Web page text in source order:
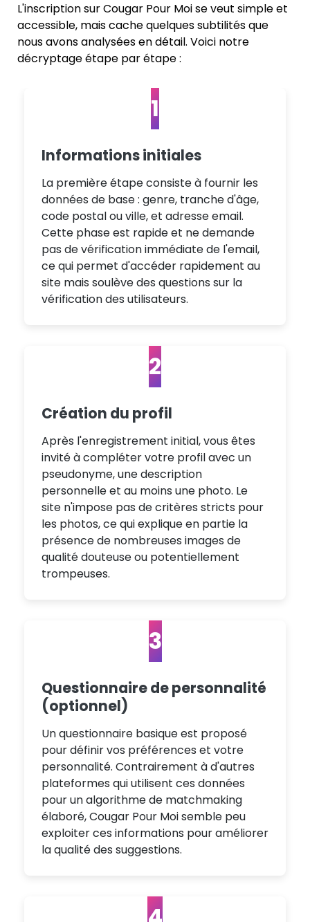
L'inscription sur Cougar Pour Moi se veut simple et
accessible, mais cache quelques subtilités que
nous avons analysées en détail. Voici notre
décryptage étape par étape :
1
Informations initiales
La première étape consiste à fournir les
données de base : genre, tranche d'âge,
code postal ou ville, et adresse email.
Cette phase est rapide et ne demande
pas de vérification immédiate de l'email,
ce qui permet d'accéder rapidement au
site mais soulève des questions sur la
vérification des utilisateurs.
2
Création du profil
Après l'enregistrement initial, vous êtes
invité à compléter votre profil avec un
pseudonyme, une description
personnelle et au moins une photo. Le
site n'impose pas de critères stricts pour
les photos, ce qui explique en partie la
présence de nombreuses images de
qualité douteuse ou potentiellement
trompeuses.
3
Questionnaire de personnalité
(optionnel)
Un questionnaire basique est proposé
pour définir vos préférences et votre
personnalité. Contrairement à d'autres
plateformes qui utilisent ces données
pour un algorithme de matchmaking
élaboré, Cougar Pour Moi semble peu
exploiter ces informations pour améliorer
la qualité des suggestions.